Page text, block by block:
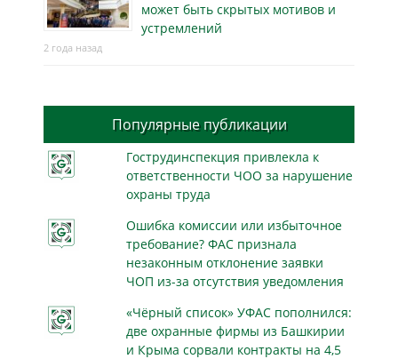
может быть скрытых мотивов и
устремлений
2 года назад
Популярные публикации
Гострудинспекция привлекла к
ответственности ЧОО за нарушение
охраны труда
Ошибка комиссии или избыточное
требование? ФАС признала
незаконным отклонение заявки
ЧОП из-за отсутствия уведомления
«Чёрный список» УФАС пополнился:
две охранные фирмы из Башкирии
и Крыма сорвали контракты на 4,5